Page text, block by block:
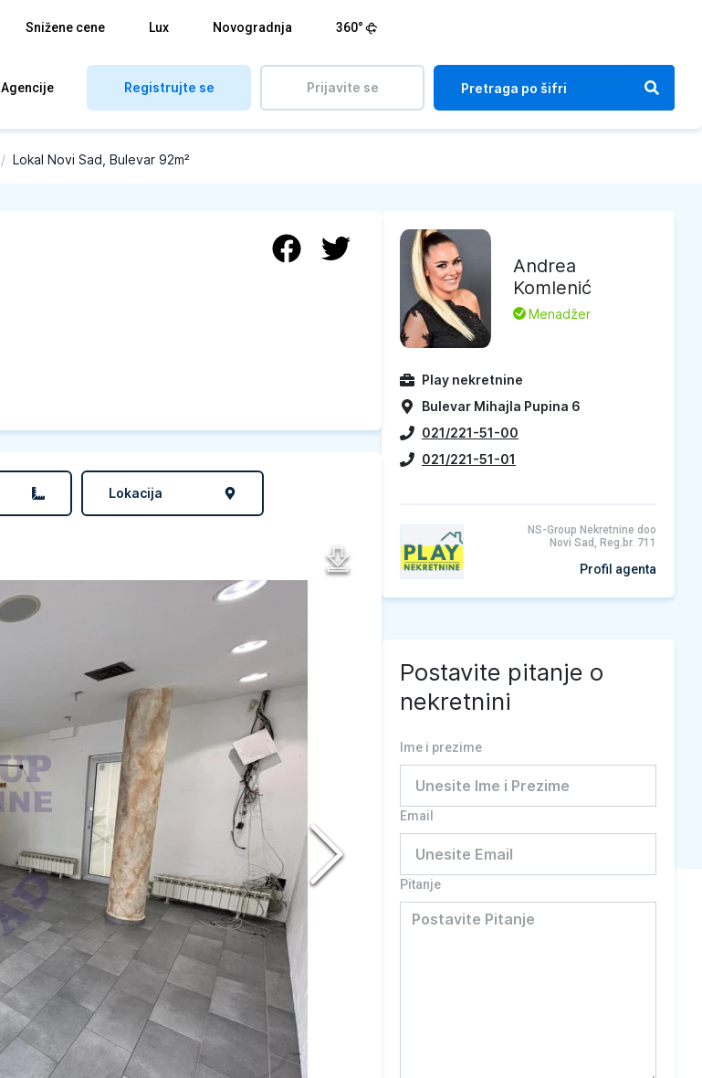
Snižene cene Lux Novogradnja 360°
Agencije Registrujte se Prijavite se
/ Lokal Novi Sad, Bulevar 92m²
Lokacija
Andrea
Komlenić
L Menadžer
Play nekretnine
Bulevar Mihajla Pupina 6
021/221-51-00
021/221-51-01
NS-Group Nekretnine doo
Novi Sad, Reg.br. 711
Profil agenta
Postavite pitanje o
nekretnini
Ime i prezime
Email
Pitanje